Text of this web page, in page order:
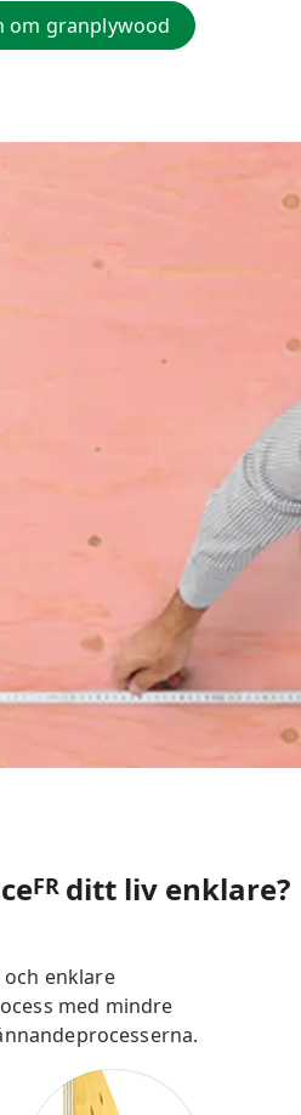
om granplywood
FR ditt liv enklare?
enklare
med mindre